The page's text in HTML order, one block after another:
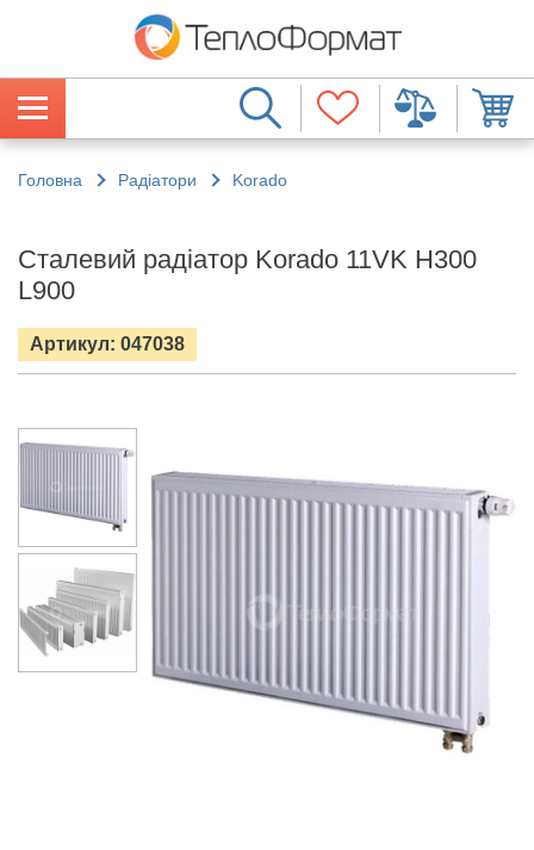
Головна Радіатори Korado
Сталевий радіатор Korado 11VK H300
L900
Артикул: 047038